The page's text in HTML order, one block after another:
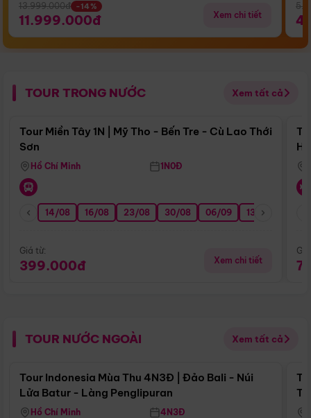
13.999.000đ -14%
11.999.000đ Xem chi tiết
TOUR TRONG NƯỚC Xem tất cả
Điểm nổi bật
Tour Miền Tây 1N | Mỹ Tho - Bến Tre - Cù Lao Thới
Sơn
Hồ Chí Minh 1N0Đ
14/08 16/08 23/08 30/08 06/09 13/09
Giá từ:
399.000đ Xem chi tiết
TOUR NƯỚC NGOÀI Xem tất cả
Điểm nổi bật
Tour Indonesia Mùa Thu 4N3Đ | Đảo Bali - Núi
Lửa Batur - Làng Penglipuran
Hồ Chí Minh 4N3Đ